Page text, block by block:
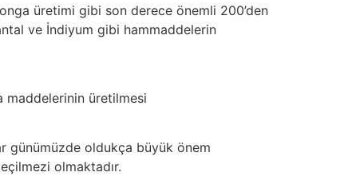
üretimi gibi son derece önemli 200’den
ve İndiyum gibi hammaddelerin
maddelerinin üretilmesi
günümüzde oldukça büyük önem
olmaktadır.